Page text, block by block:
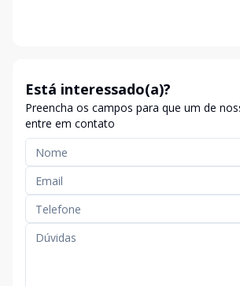
Está interessado(a)?
Preencha os campos para que um de
entre em contato